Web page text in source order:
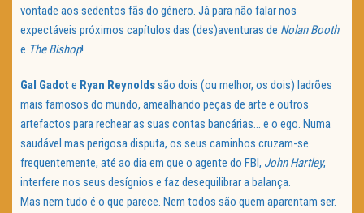
vontade aos sedentos fãs do género. Já para não falar nos
expectáveis próximos capítulos das (des)aventuras de Nolan Booth
e The Bishop!
Gal Gadote Ryan Reynoldssão dois (ou melhor, os dois) ladrões
mais famosos do mundo, amealhando peças de arte e outros
artefactos para rechear as suas contas bancárias… e o ego. Numa
saudável mas perigosa disputa, os seus caminhos cruzam-se
frequentemente, até ao dia em que o agente do FBI, John Hartley,
interfere nos seus desígnios e faz desequilibrar a balança.
Mas nem tudo é o que parece. Nem todos são quem aparentam ser.